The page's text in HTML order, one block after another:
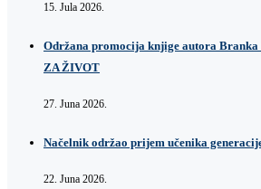
15. Jula 2026.
Održana promocija knjige autora
ZA ŽIVOT
27. Juna 2026.
Načelnik održao prijem učenika
22. Juna 2026.